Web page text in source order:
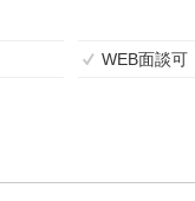
WEB面談可